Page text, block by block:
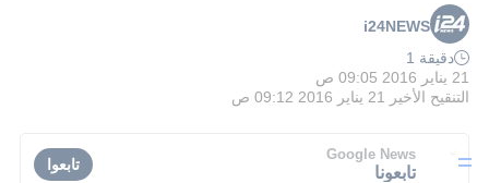
i24NEWS
دقيقة 1
21 يناير 2016 09:05 ص
التنقيح الأخير
21 يناير 2016 09:12 ص
Google News
تابعونا تابعوا